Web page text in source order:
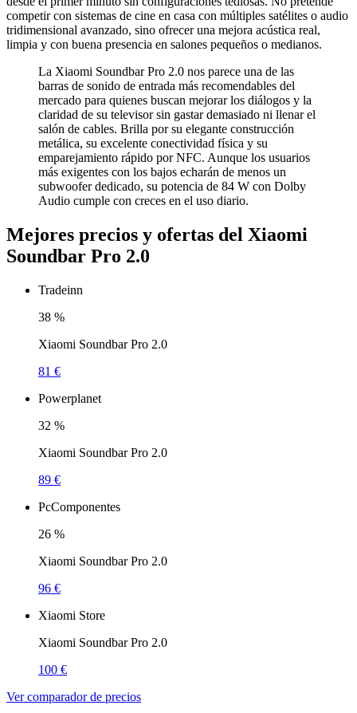
competir con sistemas de cine en casa con múltiples satélites o audio
tridimensional avanzado, sino ofrecer una mejora acústica real,
limpia y con buena presencia en salones pequeños o medianos.
La Xiaomi Soundbar Pro 2.0 nos parece una de las
barras de sonido de entrada más recomendables del
mercado para quienes buscan mejorar los diálogos y la
claridad de su televisor sin gastar demasiado ni llenar el
salón de cables. Brilla por su elegante construcción
metálica, su excelente conectividad física y su
emparejamiento rápido por NFC. Aunque los usuarios
más exigentes con los bajos echarán de menos un
subwoofer dedicado, su potencia de 84 W con Dolby
Audio cumple con creces en el uso diario.
Mejores precios y ofertas del Xiaomi
Soundbar Pro 2.0
Tradeinn
38 %
Xiaomi Soundbar Pro 2.0
81 €
Powerplanet
32 %
Xiaomi Soundbar Pro 2.0
89 €
PcComponentes
26 %
Xiaomi Soundbar Pro 2.0
96 €
Xiaomi Store
Xiaomi Soundbar Pro 2.0
100 €
Ver comparador de precios